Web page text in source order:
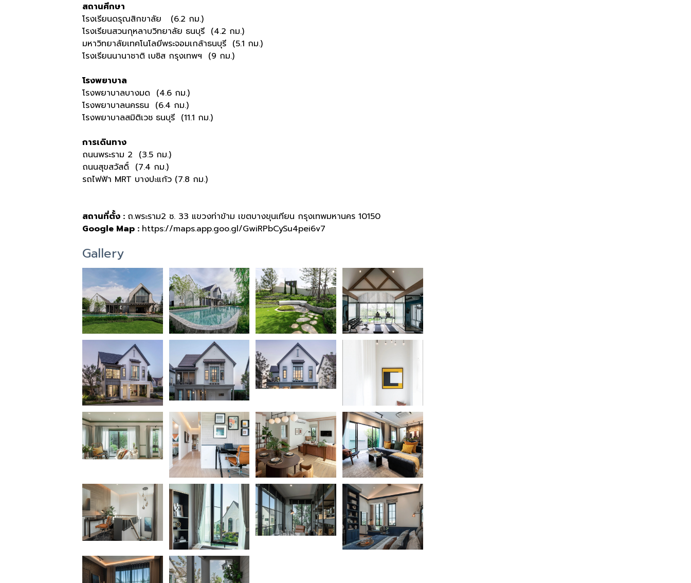
สถานศึกษา
โรงเรียนดรุณสิกขาลัย (6.2 กม.)
โรงเรียนสวนกุหลาบวิทยาลัย ธนบุรี (4.2 กม.)
มหาวิทยาลัยเทคโนโลยีพระจอมเกล้าธนบุรี (5.1 กม.)
โรงเรียนนานาชาติ เบซิส กรุงเทพฯ (9 กม.)
โรงพยาบาล
โรงพยาบาลบางมด (4.6 กม.)
โรงพยาบาลนครธน (6.4 กม.)
โรงพยาบาลสมิติเวช ธนบุรี (11.1 กม.)
การเดินทาง
ถนนพระราม 2 (3.5 กม.)
ถนนสุขสวัสดิ์ (7.4 กม.)
รถไฟฟ้า MRT บางปะแก้ว (7.8 กม.)
สถานที่ตั้ง : ถ.พระราม2 ซ. 33 แขวงท่าข้าม เขตบางขุนเทียน กรุงเทพมหานคร 10150
Google Map : https://maps.app.goo.gl/GwiRPbCySu4pei6v7
Gallery